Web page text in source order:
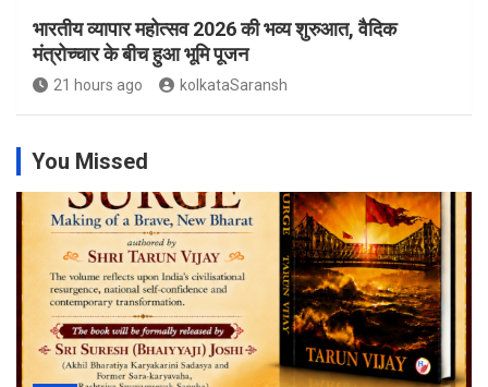
भारतीय व्यापार महोत्सव 2026 की भव्य शुरुआत, वैदिक
मंत्रोच्चार के बीच हुआ भूमि पूजन
21 hours ago kolkataSaransh
You Missed